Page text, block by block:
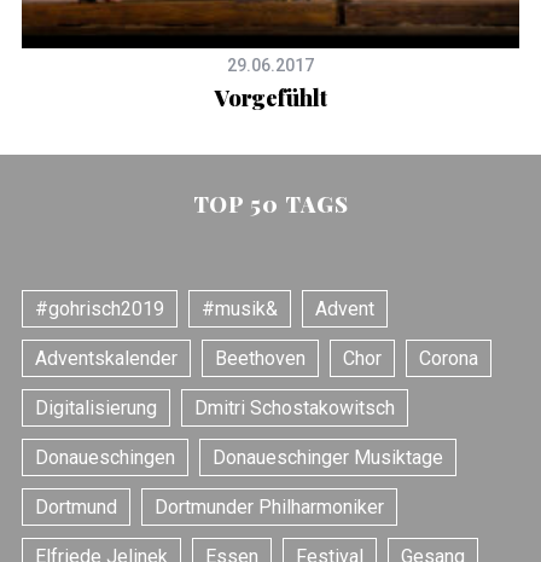
29.06.2017
Vorgefühlt
TOP 50 TAGS
#gohrisch2019 #musik& Advent
Adventskalender Beethoven Chor Corona
Digitalisierung Dmitri Schostakowitsch
Donaueschingen Donaueschinger Musiktage
Dortmund Dortmunder Philharmoniker
Elfriede Jelinek Essen Festival Gesang
o
r